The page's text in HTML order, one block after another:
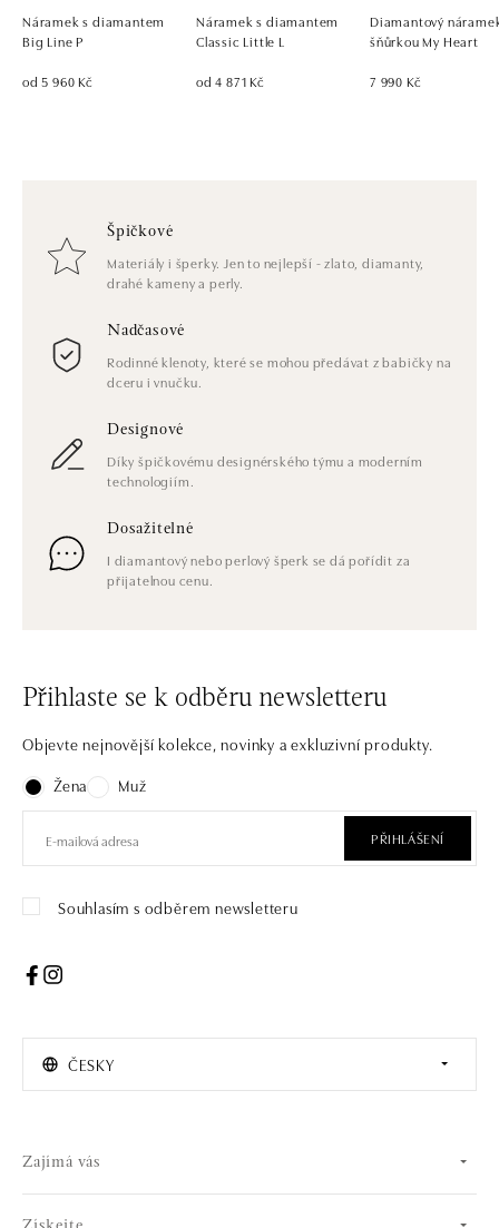
Náramek s diamantem
Big Line P
od 5 960 Kč
Náramek s diamantem
Classic Little L
od 4 871 Kč
Diamantový
šňůrkou My Heart
7 990 Kč
Špičkové
Materiály i šperky. Jen to nejlepší - zlato, diamanty,
drahé kameny a perly.
Nadčasové
Rodinné klenoty, které se mohou předávat z babičky na
dceru i vnučku.
Designové
Díky špičkovému designérského týmu a moderním
technologiím.
Dosažitelné
I diamantový nebo perlový šperk se dá pořídit za
přijatelnou cenu.
Přihlaste se k odběru newsletteru
Objevte nejnovější kolekce, novinky a exkluzivní produkty.
Žena
Muž
PŘIHLÁŠENÍ
Souhlasím s odběrem newsletteru
ČESKY
Zajímá vás